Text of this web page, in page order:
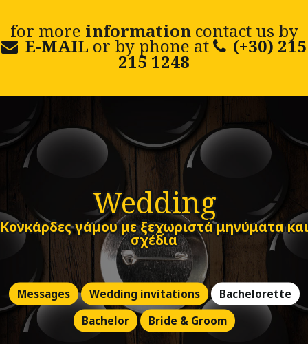
for more informationcontact us by
E-MAIL or by phone at (+30) 215
215 1248
Wedding
Κονκάρδες γάμου με ξεχωριστά μηνύματα και
σχέδια
Messages Wedding invitations
Bachelorette
Bachelor
Bride & Groom